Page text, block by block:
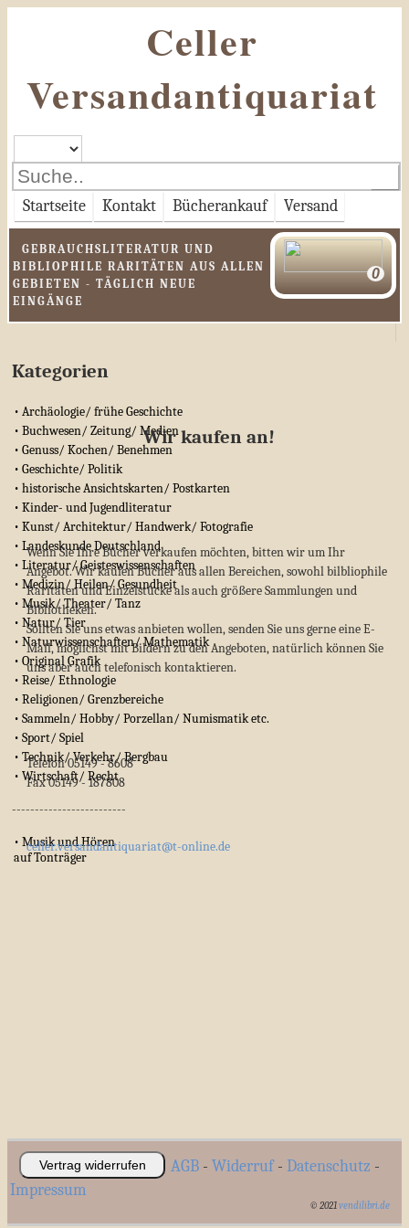
Celler
Versandantiquariat
Startseite Kontakt Bücherankauf Versand
GEBRAUCHSLITERATUR UND
BIBLIOPHILE RARITÄTEN AUS ALLEN
GEBIETEN - TÄGLICH NEUE
EINGÄNGE
Kategorien
• Archäologie/ frühe Geschichte
• Buchwesen/ Zeitung/ Medien
• Genuss/ Kochen/ Benehmen
• Geschichte/ Politik
• historische Ansichtskarten/ Postkarten
• Kinder- und Jugendliteratur
• Kunst/ Architektur/ Handwerk/ Fotografie
• Landeskunde Deutschland
• Literatur/ Geisteswissenschaften
• Medizin/ Heilen/ Gesundheit
• Musik/ Theater/ Tanz
• Natur/ Tier
• Naturwissenschaften/ Mathematik
• Original Grafik
• Reise/ Ethnologie
• Religionen/ Grenzbereiche
• Sammeln/ Hobby/ Porzellan/ Numismatik etc.
• Sport/ Spiel
• Technik/ Verkehr/ Bergbau
• Wirtschaft/ Recht
-------------------------
• Musik und Hören
auf Tonträger
Wir kaufen an!
Wenn Sie Ihre Bücher verkaufen möchten, bitten wir um Ihr
Angebot. Wir kaufen Bücher aus allen Bereichen, sowohl bilbliophile
Raritäten und Einzelstücke als auch größere Sammlungen und
Bibliotheken.
Sollten Sie uns etwas anbieten wollen, senden Sie uns gerne eine E-
Mail, möglichst mit Bildern zu den Angeboten, natürlich können Sie
uns aber auch telefonisch kontaktieren.
Telefon 05149 - 8608
Fax 05149 - 187808
celler.versandantiquariat@t-online.de
Vertrag widerrufen AGB - Widerruf- Datenschutz -
Impressum
© 2021vendilibri.de